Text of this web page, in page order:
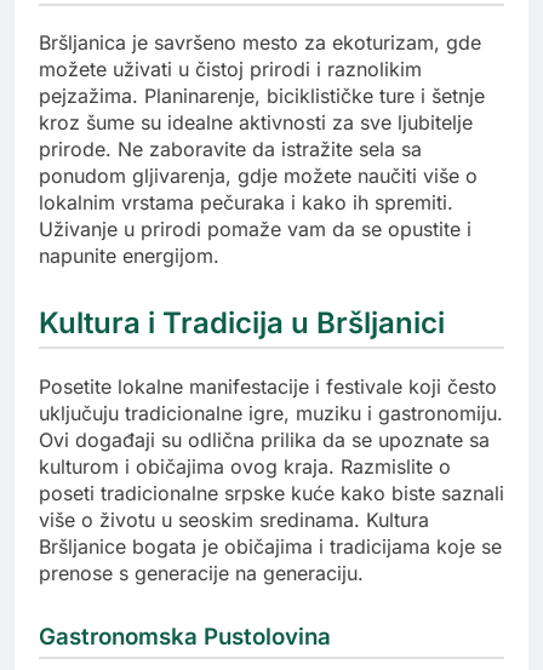
Bršljanica je savršeno mesto za ekoturizam, gde
možete uživati u čistoj prirodi i raznolikim
pejzažima. Planinarenje, biciklističke ture i šetnje
kroz šume su idealne aktivnosti za sve ljubitelje
prirode. Ne zaboravite da istražite sela sa
ponudom gljivarenja, gdje možete naučiti više o
lokalnim vrstama pečuraka i kako ih spremiti.
Uživanje u prirodi pomaže vam da se opustite i
napunite energijom.
Kultura i Tradicija u Bršljanici
Posetite lokalne manifestacije i festivale koji često
uključuju tradicionalne igre, muziku i gastronomiju.
Ovi događaji su odlična prilika da se upoznate sa
kulturom i običajima ovog kraja. Razmislite o
poseti tradicionalne srpske kuće kako biste saznali
više o životu u seoskim sredinama. Kultura
Bršljanice bogata je običajima i tradicijama koje se
prenose s generacije na generaciju.
Gastronomska Pustolovina